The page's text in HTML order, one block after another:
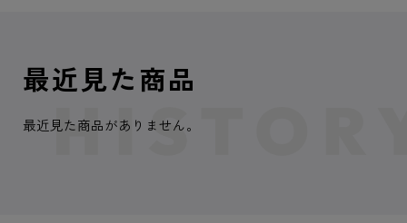
最近見た商品
最近見た商品がありません。